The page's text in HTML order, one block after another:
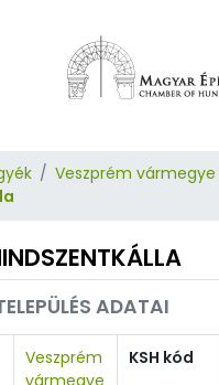
Veszprém vármegye
ADATAI
Veszprém
vármegye
KSH kód